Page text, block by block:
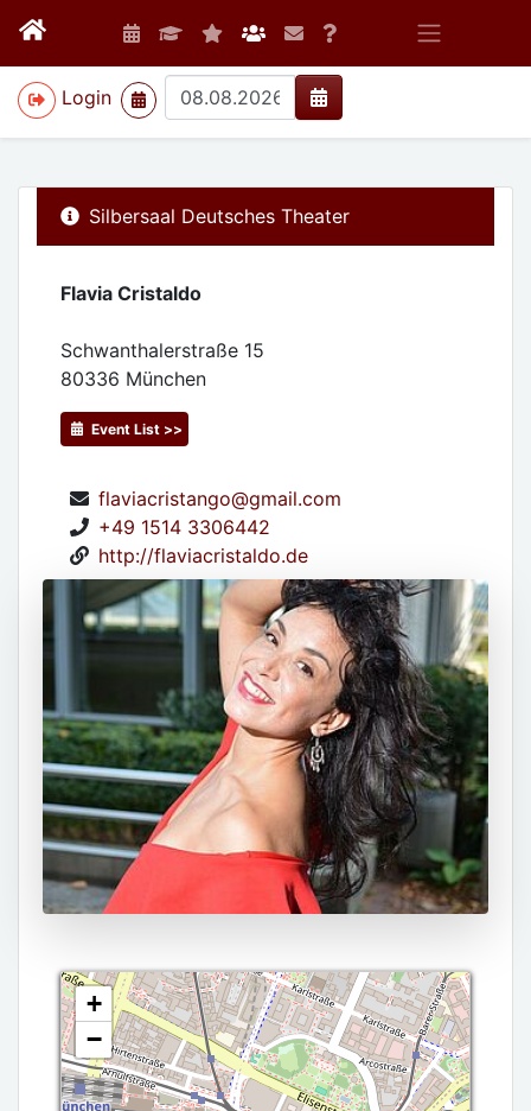
Login
>
Silbersaal Deutsches Theater
Flavia Cristaldo
Schwanthalerstraße 15
80336 München
Event List >>
flaviacristango@gmail.com
+49 1514 3306442
http://flaviacristaldo.de
+
−